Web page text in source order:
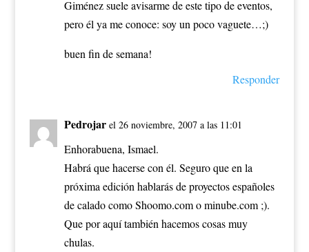
Giménez suele avisarme de este tipo de eventos,
pero él ya me conoce: soy un poco vaguete…;)
buen fin de semana!
Responder
Pedrojar el 26 noviembre, 2007 a las 11:01
Enhorabuena, Ismael.
Habrá que hacerse con él. Seguro que en la
próxima edición hablarás de proyectos españoles
de calado como Shoomo.com o minube.com ;).
Que por aquí también hacemos cosas muy
chulas.